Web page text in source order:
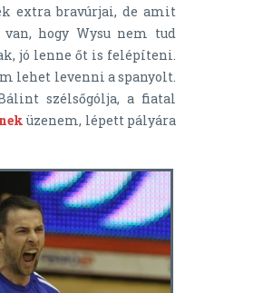
extra bravúrjai, de amit
hogy Wysu nem tud
jó lenne őt is felépíteni.
lehet levenni a spanyolt.
szélsőgólja, a fiatal
üzenem, lépett pályára